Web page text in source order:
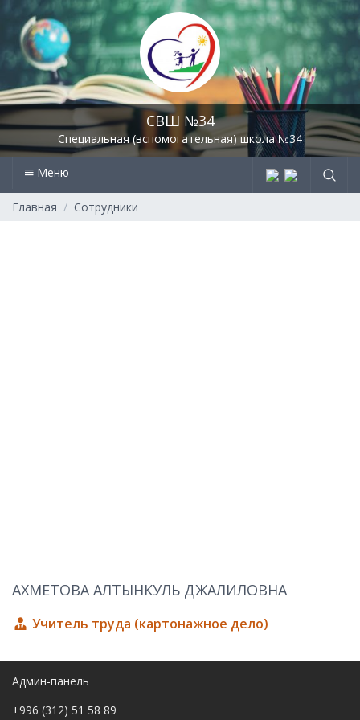
СВШ №34
Специальная (вспомогательная) школа №34
Меню
Главная Сотрудники
АХМЕТОВА АЛТЫНКУЛЬ ДЖАЛИЛОВНА
Учитель труда (картонажное дело)
Админ-панель
+996 (312) 51 58 89